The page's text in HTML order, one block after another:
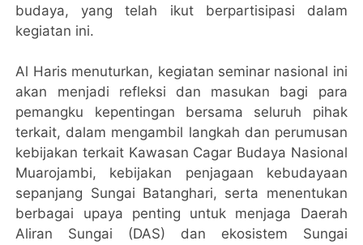
budaya, yang telah ikut berpartisipasi dalam
kegiatan ini.
Al Haris menuturkan, kegiatan seminar nasional ini
akan menjadi refleksi dan masukan bagi para
pemangku kepentingan bersama seluruh pihak
terkait, dalam mengambil langkah dan perumusan
kebijakan terkait Kawasan Cagar Budaya Nasional
Muarojambi, kebijakan penjagaan kebudayaan
sepanjang Sungai Batanghari, serta menentukan
berbagai upaya penting untuk menjaga Daerah
Aliran Sungai (DAS) dan ekosistem Sungai